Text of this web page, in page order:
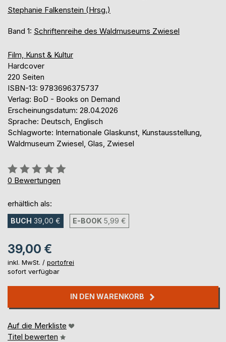
Stephanie Falkenstein (Hrsg.)
Band 1: Schriftenreihe des Waldmuseums Zwiesel
Film, Kunst & Kultur
Hardcover
220 Seiten
ISBN-13: 9783696375737
Verlag: BoD - Books on Demand
Erscheinungsdatum: 28.04.2026
Sprache: Deutsch, Englisch
Schlagworte: Internationale Glaskunst, Kunstausstellung,
Waldmuseum Zwiesel, Glas, Zwiesel
Bewertung::
0%
0 Bewertungen
erhältlich als:
BUCH 39,00 € E-BOOK 5,99 €
39,00 €
inkl. MwSt. / portofrei
sofort verfügbar
IN DEN WARENKORB
Auf die Merkliste
Titel bewerten